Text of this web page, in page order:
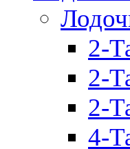
2-
2-
2-
4-